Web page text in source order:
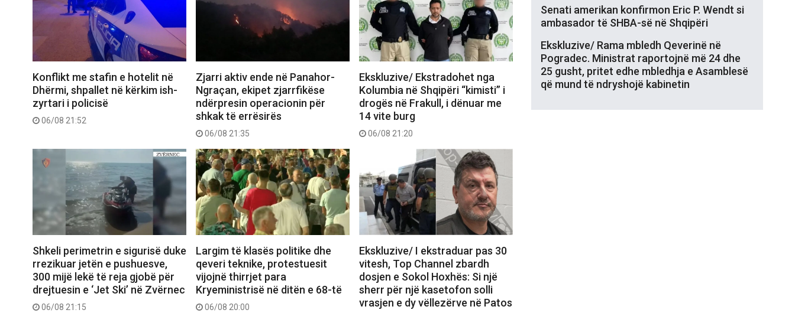
Konflikt me stafin e hotelit në
Dhërmi, shpallet në kërkim ish-
zyrtari i policisë
06/08 21:52
Zjarri aktiv ende në Panahor-
Ngraçan, ekipet zjarrfikëse
ndërpresin operacionin për
shkak të errësirës
06/08 21:35
Ekskluzive/ Ekstradohet nga
Kolumbia në Shqipëri “kimisti” i
drogës në Frakull, i dënuar me
14 vite burg
06/08 21:20
Shkeli perimetrin e sigurisë duke
rrezikuar jetën e pushuesve,
300 mijë lekë të reja gjobë për
drejtuesin e ‘Jet Ski’ në Zvërnec
06/08 21:15
Largim të klasës politike dhe
qeveri teknike, protestuesit
vijojnë thirrjet para
Kryeministrisë në ditën e 68-të
06/08 20:00
Ekskluzive/ I ekstraduar pas 30
vitesh, Top Channel zbardh
dosjen e Sokol Hoxhës: Si një
sherr për një kasetofon solli
vrasjen e dy vëllezërve në Patos
Senati amerikan konfirmon Eric P. Wendt si
ambasador të SHBA-së në Shqipëri
Ekskluzive/ Rama mbledh Qeverinë në
Pogradec. Ministrat raportojnë më 24 dhe
25 gusht, pritet edhe mbledhja e Asamblesë
që mund të ndryshojë kabinetin